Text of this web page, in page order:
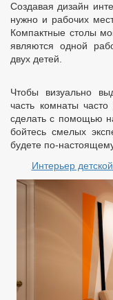
Создавая дизайн
нужно и рабочих
Компактные столы
являются одной
двух детей.
Чтобы визуально
часть комнаты
сделать с помощью
бойтесь смелых
будете по-
Интерьер